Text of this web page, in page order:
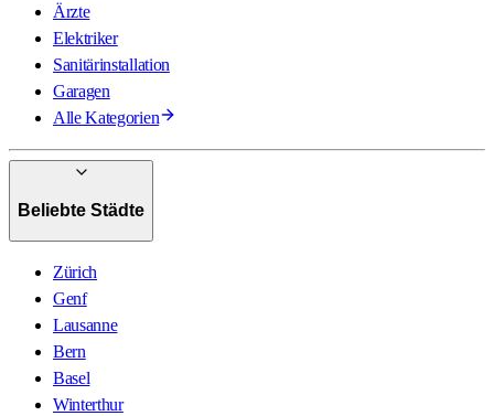
Ärzte
Elektriker
Sanitärinstallation
Garagen
Alle Kategorien
Beliebte Städte
Zürich
Genf
Lausanne
Bern
Basel
Winterthur